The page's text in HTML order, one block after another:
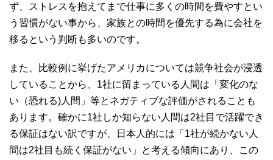
ず、ストレスを抱えてまで仕事に多くの時間を費やすとい
う習慣がない事から、家族との時間を優先する為に会社を
移るという判断も多いのです。
また、比較例に挙げたアメリカについては競争社会が浸透
していることから、1社に留まっている人間は「変化のな
い（恐れる)人間」等とネガティブな評価がされることも
あります。確かに1社しか知らない人間は2社目で活躍でき
る保証はない訳ですが、日本人的には「1社が続かない人
間は2社目も続く保証がない」と考える傾向にあり、この